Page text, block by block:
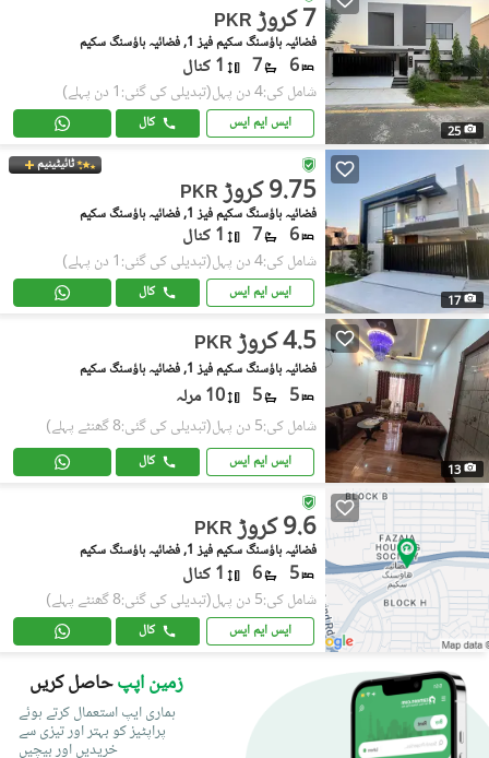
25
PKR 7 کروڑ
فضائیہ ہاؤسنگ سکیم فیز 1, فضائیہ ہاؤسنگ سکیم
6
7 1 کنال
شامل کی:4 دن پہل (تبدیلی کی گئی:1 دن پہلے)
ایس ایم ایس کال
17
ٹائیٹینیم
PKR 9.75 کروڑ
فضائیہ ہاؤسنگ سکیم فیز 1, فضائیہ ہاؤسنگ سکیم
6
7 1 کنال
شامل کی:4 دن پہل (تبدیلی کی گئی:1 دن پہلے)
ایس ایم ایس کال
13
PKR 4.5 کروڑ
فضائیہ ہاؤسنگ سکیم فیز 1, فضائیہ ہاؤسنگ سکیم
5
5 10 مرلہ
شامل کی:5 دن پہل (تبدیلی کی گئی:8 گھنٹے پہلے)
ایس ایم ایس کال
PKR 9.6 کروڑ
فضائیہ ہاؤسنگ سکیم فیز 1, فضائیہ ہاؤسنگ سکیم
5
6 1 کنال
شامل کی:5 دن پہل (تبدیلی کی گئی:8 گھنٹے پہلے)
ایس ایم ایس کال
زمین اپپحاصل کریں
ہماری ایپ استعمال کرتے ہوئے
پراپٹیز کو بہتر اور تیزی سے
خریدیں اور بیچیں